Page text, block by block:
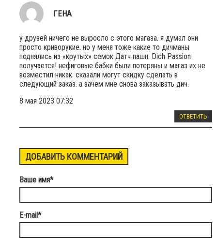
ГЕНА
у друзей ничего не выросло с этого магаза. я думал они
просто криворукие. но у меня тоже какие то дичманы
поднялись из «крутых» семок Датч пашн. Dich Passion
получается! нефиговые бабки были потеряны и магаз их не
возместил никак. сказали могут скидку сделать в
следующий заказ. а зачем мне снова заказывать дич.
8 мая 2023 07:32
ОТВЕТИТЬ
ДОБАВИТЬ КОММЕНТАРИЙ
Ваше имя*
E-mail*